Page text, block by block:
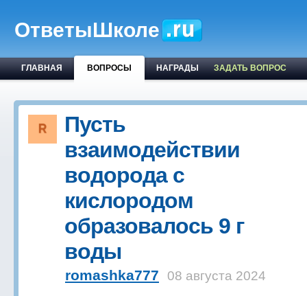
ОтветыШколе
ГЛАВНАЯ ВОПРОСЫ НАГРАДЫ ЗАДАТЬ ВОПРОС
Пусть
взаимодействии
водорода с
кислородом
образовалось 9 г
воды
romashka777 08 августа 2024